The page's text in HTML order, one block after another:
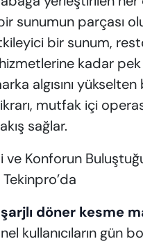
sunumun parçası
bir sunum,
kadar pek
algısını yükselten
mutfak içi
sağlar.
ve Konforun
şarjlı döner kesme
kullanıcıların gün